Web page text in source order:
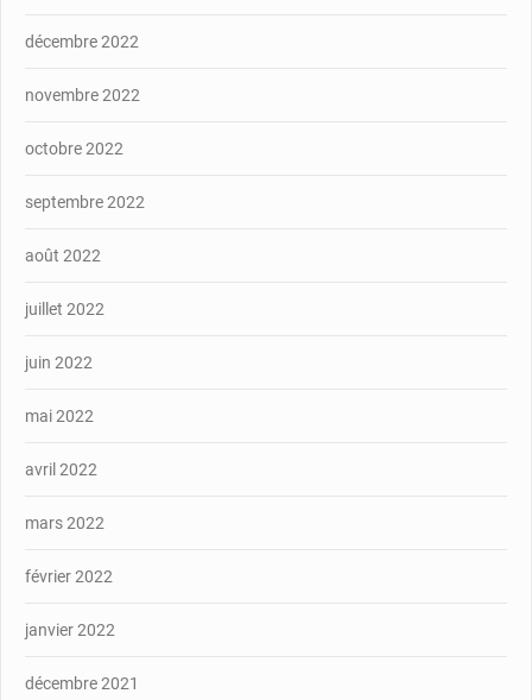
décembre 2022
novembre 2022
octobre 2022
septembre 2022
août 2022
juillet 2022
juin 2022
mai 2022
avril 2022
mars 2022
février 2022
janvier 2022
décembre 2021